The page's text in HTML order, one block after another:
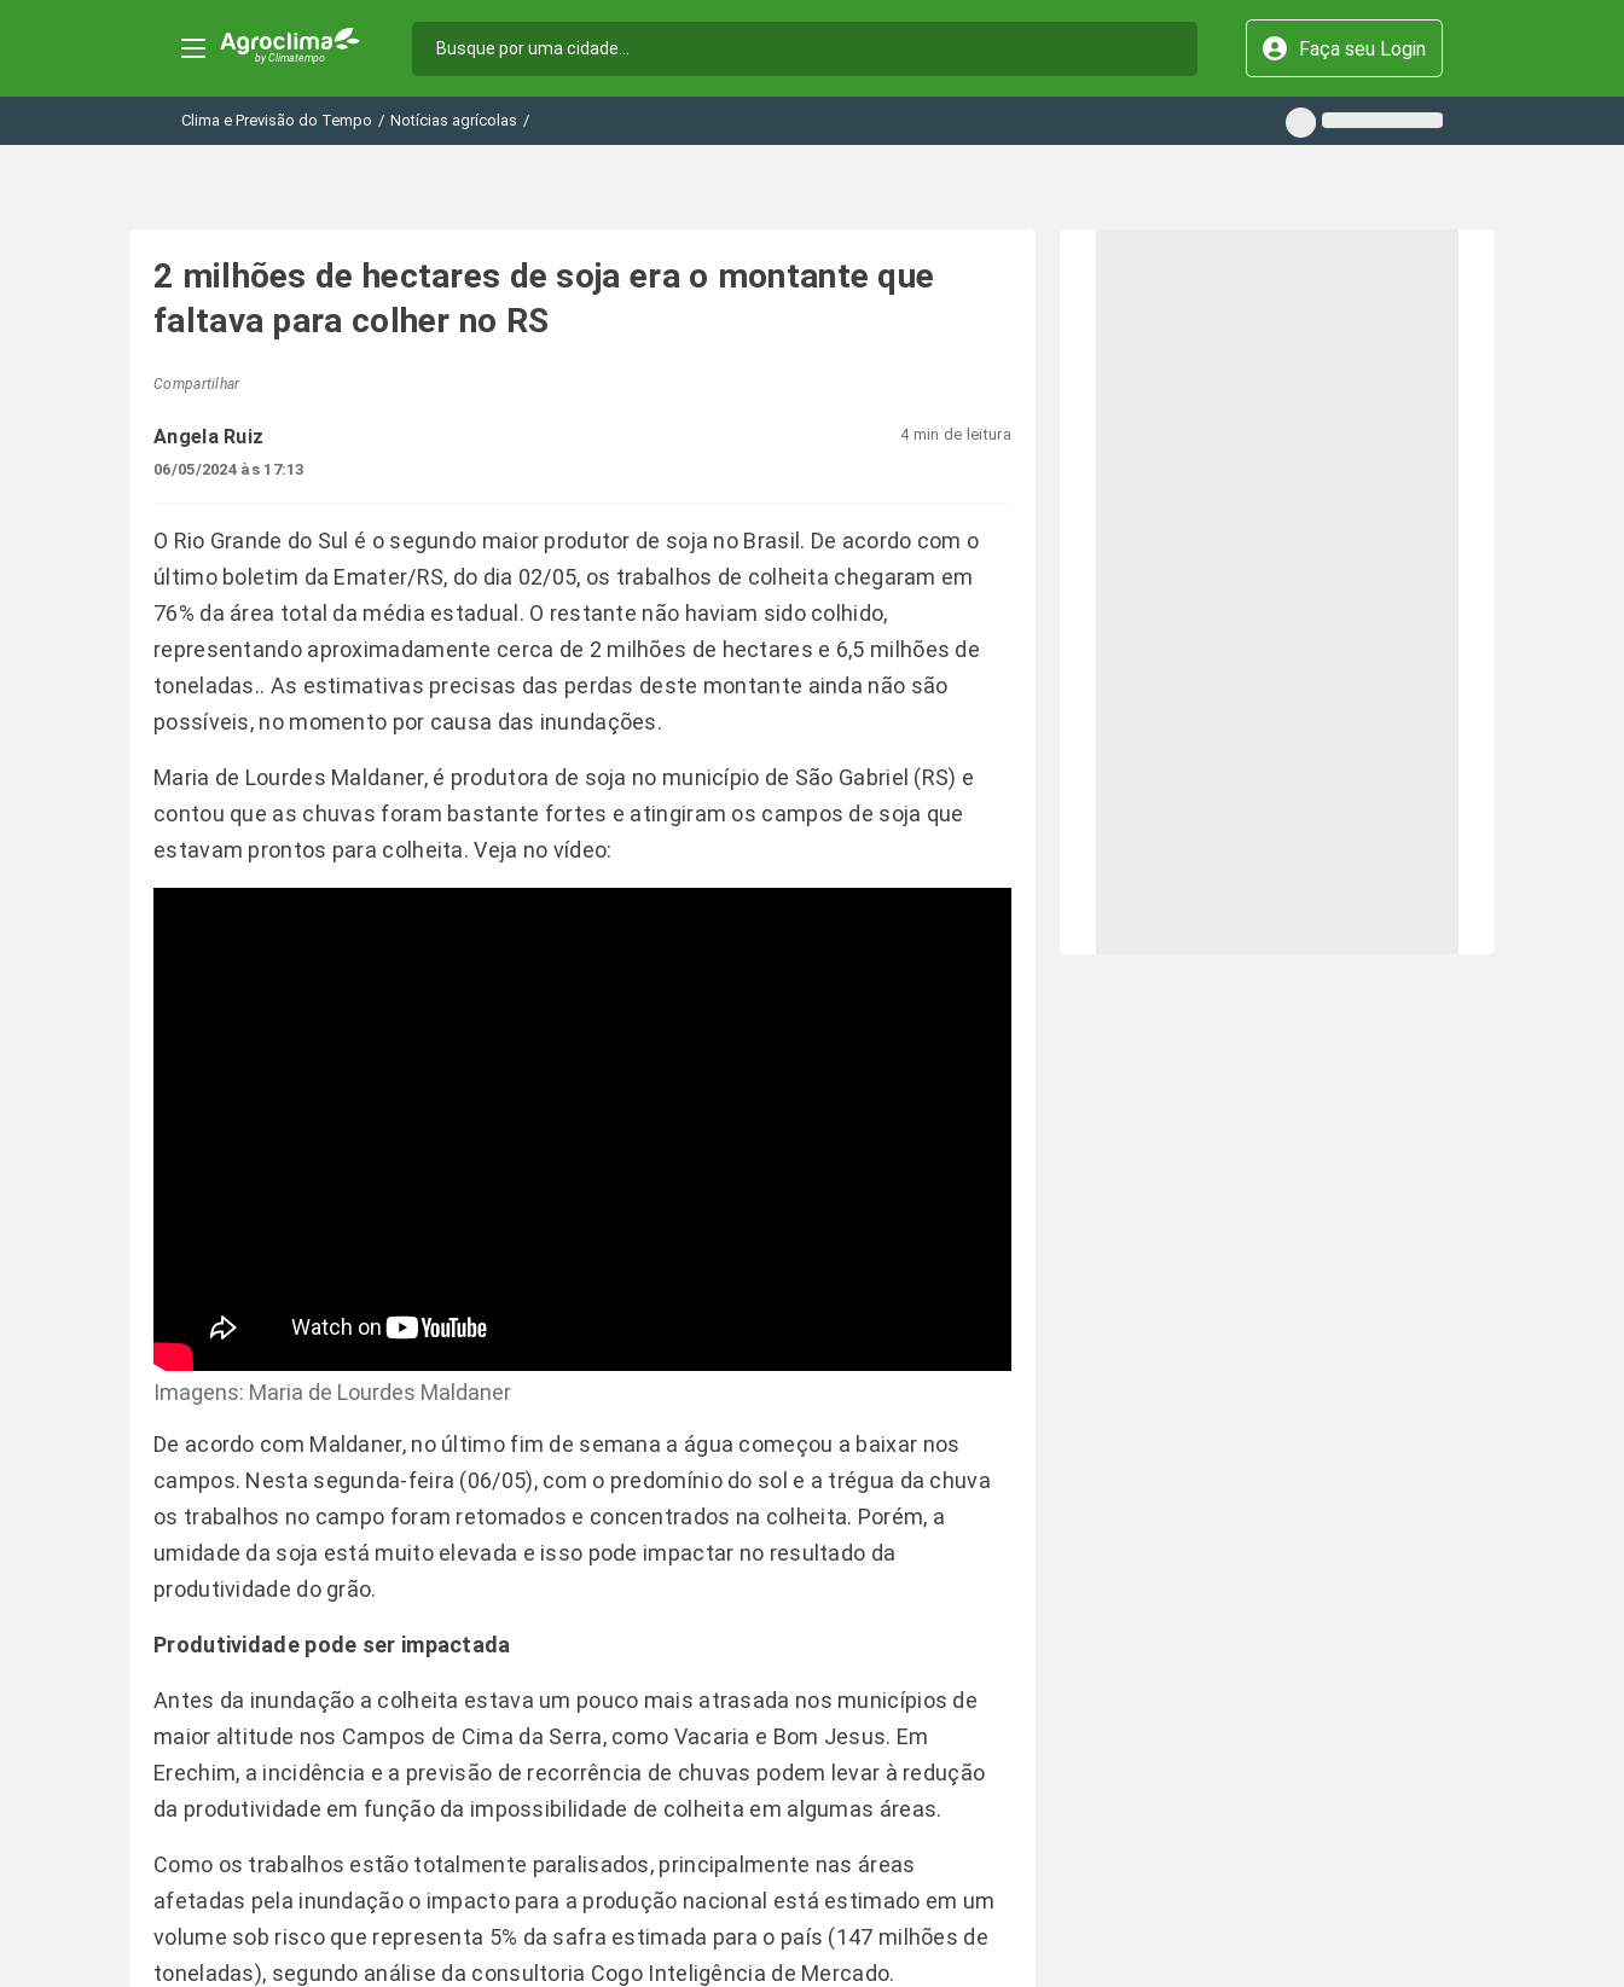
Faça seu Login
Clima e Previsão do Tempo / Notícias agrícolas /
2 milhões de hectares de soja era o montante que
faltava para colher no RS
Compartilhar
Angela Ruiz
06/05/2024 às 17:13
4 min de leitura
O Rio Grande do Sul é o segundo maior produtor de soja no Brasil. De acordo com o
último boletim da Emater/RS, do dia 02/05, os trabalhos de colheita chegaram em
76% da área total da média estadual. O restante não haviam sido colhido,
representando aproximadamente cerca de 2 milhões de hectares e 6,5 milhões de
toneladas.. As estimativas precisas das perdas deste montante ainda não são
possíveis, no momento por causa das inundações.
Maria de Lourdes Maldaner, é produtora de soja no município de São Gabriel (RS) e
contou que as chuvas foram bastante fortes e atingiram os campos de soja que
estavam prontos para colheita. Veja no vídeo:
Imagens: Maria de Lourdes Maldaner
De acordo com Maldaner, no último fim de semana a água começou a baixar nos
campos. Nesta segunda-feira (06/05), com o predomínio do sol e a trégua da chuva
os trabalhos no campo foram retomados e concentrados na colheita. Porém, a
umidade da soja está muito elevada e isso pode impactar no resultado da
produtividade do grão.
Produtividade pode ser impactada
Antes da inundação a colheita estava um pouco mais atrasada nos municípios de
maior altitude nos Campos de Cima da Serra, como Vacaria e Bom Jesus. Em
Erechim, a incidência e a previsão de recorrência de chuvas podem levar à redução
da produtividade em função da impossibilidade de colheita em algumas áreas.
Como os trabalhos estão totalmente paralisados, principalmente nas áreas
afetadas pela inundação o impacto para a produção nacional está estimado em um
volume sob risco que representa 5% da safra estimada para o país (147 milhões de
toneladas), segundo análise da consultoria Cogo Inteligência de Mercado.